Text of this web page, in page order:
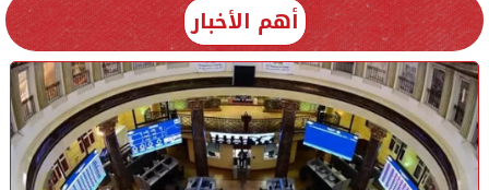
أهم الأخبار